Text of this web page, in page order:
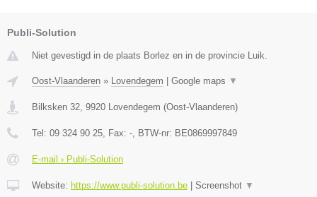
Publi-Solution
Niet gevestigd in de plaats Borlez en in de provincie Luik.
Oost-Vlaanderen » Lovendegem Google maps ▼
Bilksken 32, 9920 Lovendegem (Oost-Vlaanderen)
Tel: 09 324 90 25, Fax: -, BTW-nr: BE0869997849
E-mail › Publi-Solution
Website: https://www.publi-solution.be Screenshot ▼